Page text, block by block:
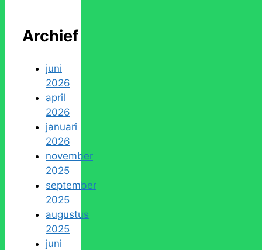
Archief
juni
2026
april
2026
januari
2026
november
2025
september
2025
augustus
2025
juni